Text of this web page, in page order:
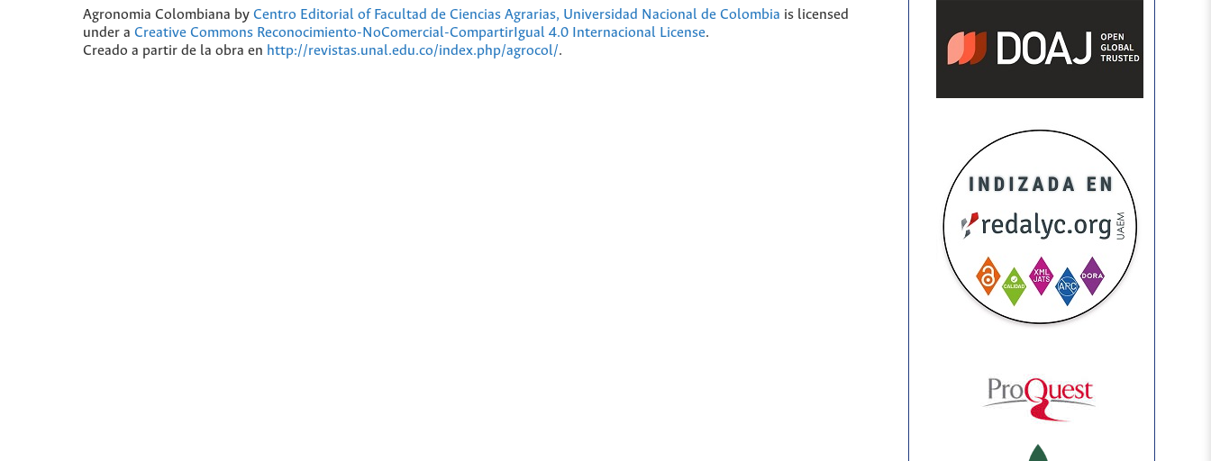
Agronomia Colombiana by Centro Editorial of Facultad de Ciencias Agrarias, Universidad Nacional de Colombia is licensed
under a Creative Commons Reconocimiento-NoComercial-CompartirIgual 4.0 Internacional License.
Creado a partir de la obra en http://revistas.unal.edu.co/index.php/agrocol/.